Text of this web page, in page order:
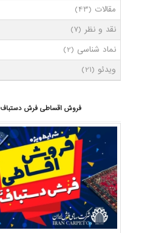
مقالات (43)
نقد و نظر (7)
نماد شناسی (2)
ویدئو (21)
فروش اقساطی فرش دستباف